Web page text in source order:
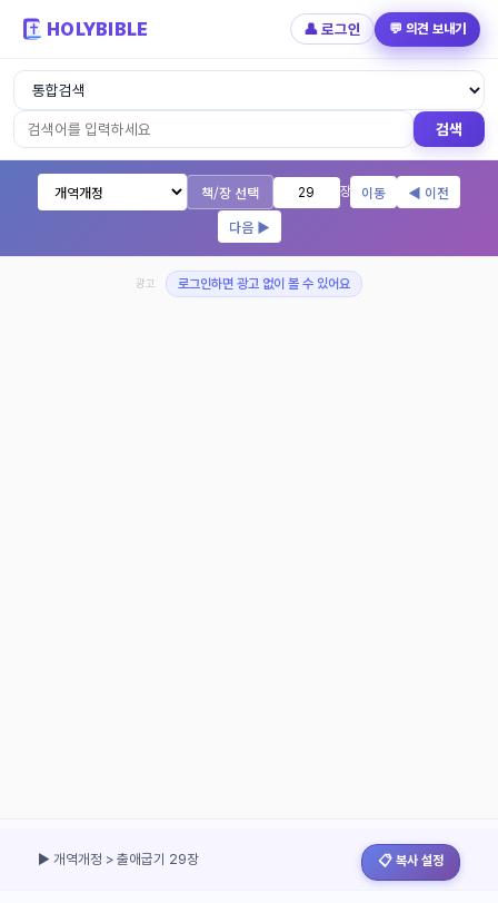
HOLYBIBLE 👤 로그인 💬 의견 보내기
성경읽기 - 개역개정 개역한글 NIV KJV
검색
책/장 선택 장 이동
◀ 이전
다음 ▶
광고 로그인하면 광고 없이 볼 수 있어요
▶ 개역개정 > 출애굽기 29장 📋 복사 설정